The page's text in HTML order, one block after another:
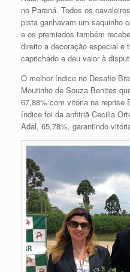
no Paraná. Todos os
pista ganhavam um saquinho
e os premiados também
direito a decoração especial e
caprichado e deu valor à
O melhor índice no Desafio
Moutinho de Souza Benites
67,88% com vitória na reprise
índice foi da anfitriã Cecilia
Adal, 65,78%, garantindo